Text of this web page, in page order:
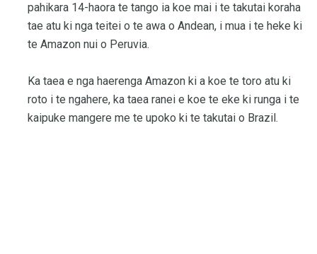
pahikara 14-haora te tango ia koe mai i te takutai koraha
tae atu ki nga teitei o te awa o Andean, i mua i te heke ki
te Amazon nui o Peruvia.
Ka taea e nga haerenga Amazon ki a koe te toro atu ki
roto i te ngahere, ka taea ranei e koe te eke ki runga i te
kaipuke mangere me te upoko ki te takutai o Brazil.